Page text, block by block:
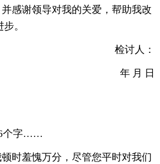
感谢领导对我的关爱，帮助我改
。
检讨人：
年 月 日
个字……
时羞愧万分，尽管您平时对我们